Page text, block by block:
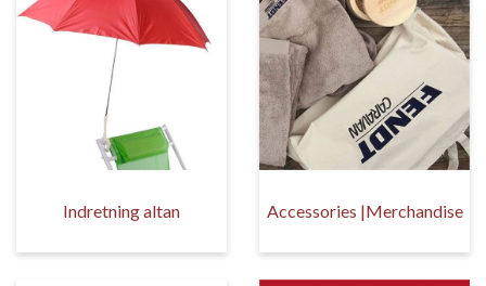
Indretning altan Accessories |Merchandise